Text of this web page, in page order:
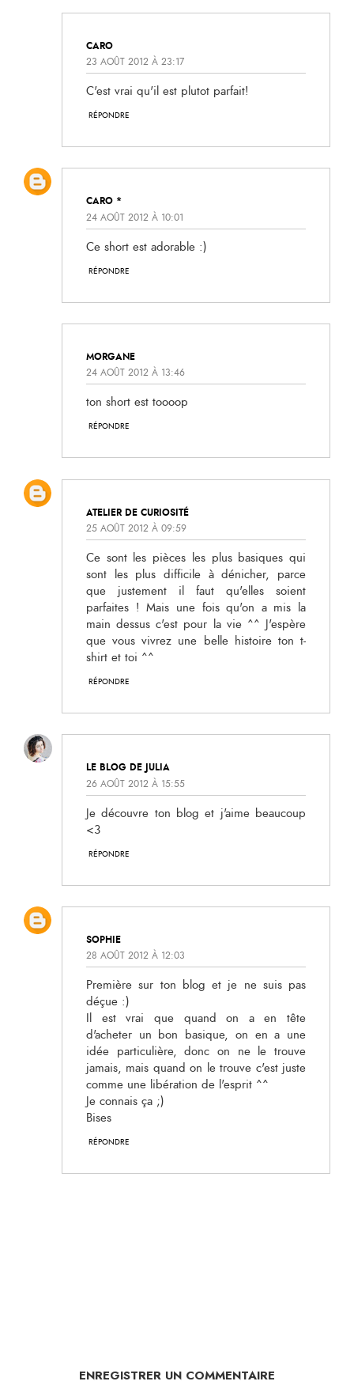
CARO
23 AOÛT 2012 À 23:17
C'est vrai qu'il est plutot parfait!
RÉPONDRE
CARO *
24 AOÛT 2012 À 10:01
Ce short est adorable :)
RÉPONDRE
MORGANE
24 AOÛT 2012 À 13:46
ton short est toooop
RÉPONDRE
ATELIER DE CURIOSITÉ
25 AOÛT 2012 À 09:59
Ce sont les pièces les plus basiques qui
sont les plus difficile à dénicher, parce
que justement il faut qu'elles soient
parfaites ! Mais une fois qu'on a mis la
main dessus c'est pour la vie ^^ J'espère
que vous vivrez une belle histoire ton t-
shirt et toi ^^
RÉPONDRE
LE BLOG DE JULIA
26 AOÛT 2012 À 15:55
Je découvre ton blog et j'aime beaucoup
<3
RÉPONDRE
SOPHIE
28 AOÛT 2012 À 12:03
Première sur ton blog et je ne suis pas
déçue :)
Il est vrai que quand on a en tête
d'acheter un bon basique, on en a une
idée particulière, donc on ne le trouve
jamais, mais quand on le trouve c'est juste
comme une libération de l'esprit ^^
Je connais ça ;)
Bises
RÉPONDRE
ENREGISTRER UN COMMENTAIRE